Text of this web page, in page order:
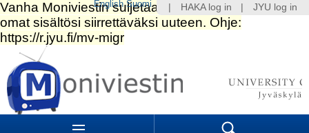
Siirry
sisältöön.
|
Siirry
navigointiin
Sections Search
HAKA log in JYU log in
English Suomi